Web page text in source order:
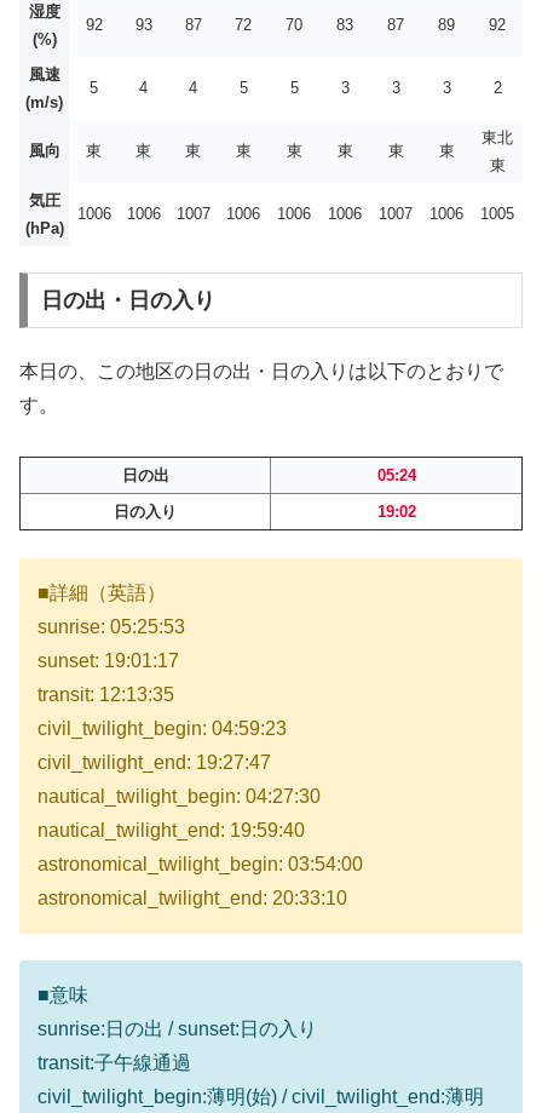
湿度
(%)
92 93 87 72 70 83 87 89 92
風速
(m/s)
5 4 4 5 5 3 3 3 2
風向 東 東 東 東 東 東 東 東
東北
東
気圧
(hPa)
1006 1006 1007 1006 1006 1006 1007 1006 1005
日の出・日の入り
本日の、この地区の日の出・日の入りは以下のとおりで
す。
日の出
05:24
日の入り
19:02
■詳細（英語）
sunrise: 05:25:53
sunset: 19:01:17
transit: 12:13:35
civil_twilight_begin: 04:59:23
civil_twilight_end: 19:27:47
nautical_twilight_begin: 04:27:30
nautical_twilight_end: 19:59:40
astronomical_twilight_begin: 03:54:00
astronomical_twilight_end: 20:33:10
■意味
sunrise:日の出 / sunset:日の入り
transit:子午線通過
civil_twilight_begin:薄明(始) / civil_twilight_end:薄明